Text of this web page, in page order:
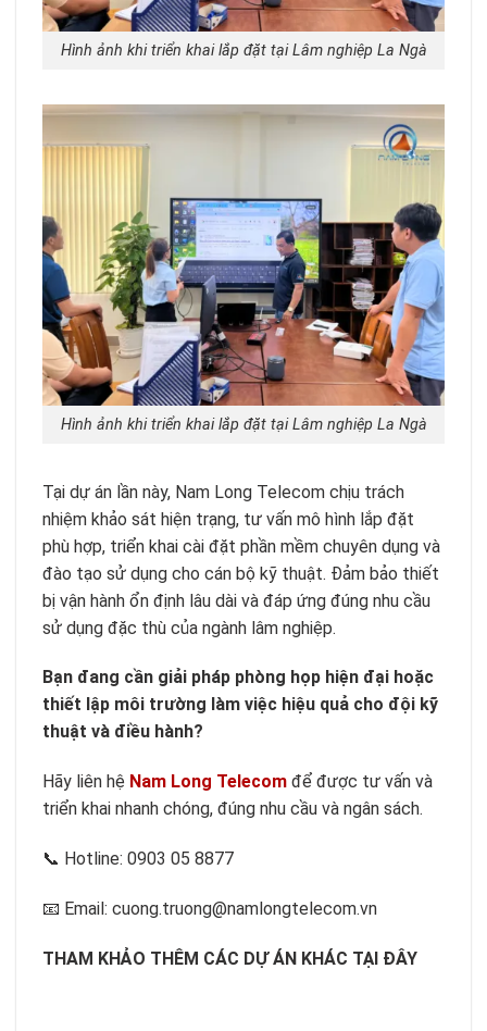
Hình ảnh khi triển khai lắp đặt tại Lâm nghiệp La Ngà
Hình ảnh khi triển khai lắp đặt tại Lâm nghiệp La Ngà
Tại dự án lần này, Nam Long Telecom chịu trách
nhiệm khảo sát hiện trạng, tư vấn mô hình lắp đặt
phù hợp, triển khai cài đặt phần mềm chuyên dụng và
đào tạo sử dụng cho cán bộ kỹ thuật. Đảm bảo thiết
bị vận hành ổn định lâu dài và đáp ứng đúng nhu cầu
sử dụng đặc thù của ngành lâm nghiệp.
Bạn đang cần giải pháp phòng họp hiện đại hoặc
thiết lập môi trường làm việc hiệu quả cho đội kỹ
thuật và điều hành?
Hãy liên hệ Nam Long Telecom để được tư vấn và
triển khai nhanh chóng, đúng nhu cầu và ngân sách.
📞 Hotline: 0903 05 8877
📧 Email: cuong.truong@namlongtelecom.vn
THAM KHẢO THÊM CÁC DỰ ÁN KHÁC TẠI ĐÂY